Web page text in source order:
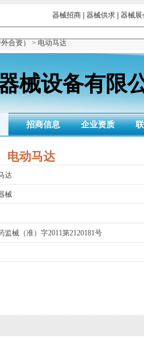
器械招商 器械供求 器械展
合资） > 电动马达
械设备有限
招商信息 企业资质
电动马达
达
械
监械（准）字2011第2120181号